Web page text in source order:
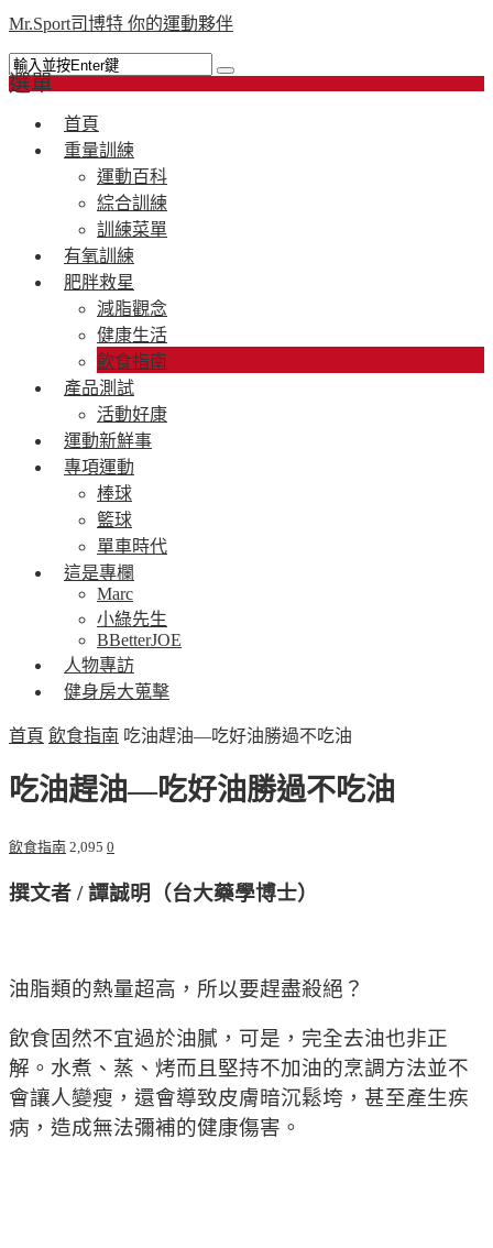
Mr.Sport司博特 你的運動夥伴
選單
首頁
重量訓練
運動百科
綜合訓練
訓練菜單
有氧訓練
肥胖救星
減脂觀念
健康生活
飲食指南
產品測試
活動好康
運動新鮮事
專項運動
棒球
籃球
單車時代
這是專欄
Marc
小綠先生
BBetterJOE
人物專訪
健身房大蒐擊
首頁 飲食指南 吃油趕油—吃好油勝過不吃油
吃油趕油—吃好油勝過不吃油
飲食指南 2,095 0
撰文者 / 譚誠明（台大藥學博士）
油脂類的熱量超高，所以要趕盡殺絕？
飲食固然不宜過於油膩，可是，完全去油也非正
解。水煮、蒸、烤而且堅持不加油的烹調方法並不
會讓人變瘦，還會導致皮膚暗沉鬆垮，甚至產生疾
病，造成無法彌補的健康傷害。